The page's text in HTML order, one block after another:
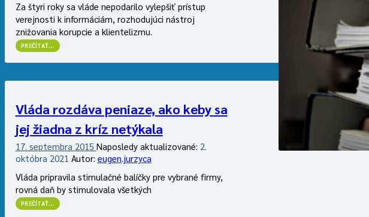
Za štyri roky sa vláde nepodarilo vylepšiť prístup
verejnosti k informáciám, rozhodujúci nástroj
znižovania korupcie a klientelizmu.
PREČÍTAŤ
“FICO
V
…
Vláda rozdáva peniaze, ako keby sa
jej žiadna z kríz netýkala
17. septembra 2015 Naposledy aktualizované: 2.
októbra 2021 Autor: eugen.jurzyca
Vláda pripravila stimulačné balíčky pre vybrané firmy,
rovná daň by stimulovala všetkých
PREČÍTAŤ
“VLÁDA
ROZDÁVA
…